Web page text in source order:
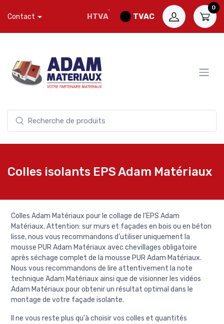
Contact HTVA TVAC
0
Colles isolants EPS Adam Matériaux
Colles Adam Matériaux pour le collage de l'EPS Adam
Matériaux. Attention: sur murs et façades en bois ou en béton
lisse, nous vous recommandons d'utiliser uniquement la
mousse PUR Adam Matériaux avec chevillages obligatoire
après séchage complet de la mousse PUR Adam Matériaux.
Nous vous recommandons de lire attentivement la note
technique Adam Matériaux ainsi que de visionner les vidéos
Adam Matériaux pour obtenir un résultat optimal dans le
montage de votre façade isolante.
Il ne vous reste plus qu'à choisir vos colles et quantités